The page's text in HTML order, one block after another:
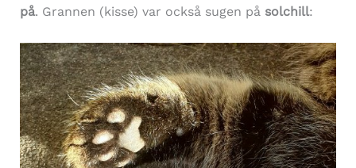
på. Grannen (kisse) var också sugen på solchill: